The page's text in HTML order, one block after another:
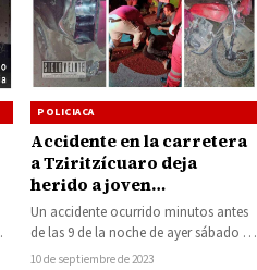
POLICIACA
Accidente en la carretera
a Tziritzícuaro deja
herido a joven
motociclista, el exceso de
velocidad la causa del
choque
Un accidente ocurrido minutos antes
de las 9 de la noche de ayer sábado en
la carretera estatal…
10 de septiembre de 2023